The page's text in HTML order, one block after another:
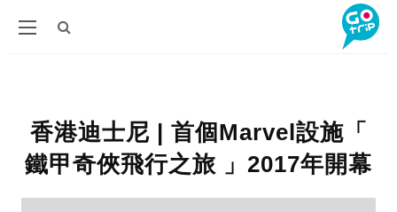
香港迪士尼 | 首個Marvel設施「
鐵甲奇俠飛行之旅 」2017年開幕